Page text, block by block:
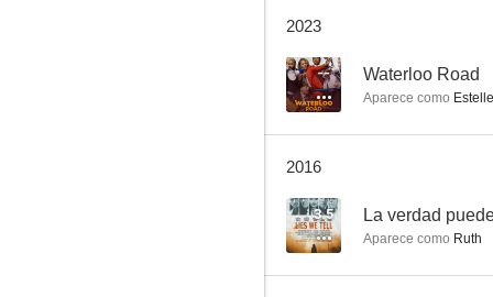
--
2023
-- Waterloo Road
Aparece como
2016
3.5 La verdad
Aparece como Ruth